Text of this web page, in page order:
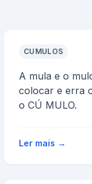
CUMULOS
A mula e o
colocar e erra
o CÚ MULO.
Ler mais →